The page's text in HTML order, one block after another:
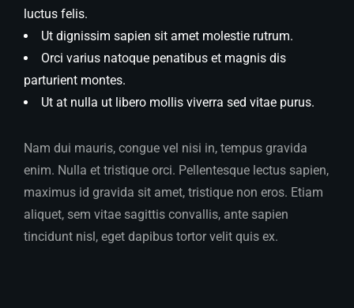
luctus felis.
Ut dignissim sapien sit amet molestie rutrum.
Orci varius natoque penatibus et magnis dis
parturient montes.
Ut at nulla ut libero mollis viverra sed vitae purus.
Nam dui mauris, congue vel nisi in, tempus gravida
enim. Nulla et tristique orci. Pellentesque lectus sapien,
maximus id gravida sit amet, tristique non eros. Etiam
aliquet, sem vitae sagittis convallis, ante sapien
tincidunt nisl, eget dapibus tortor velit quis ex.